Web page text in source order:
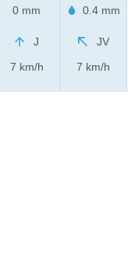
0 mm
J
7 km/h
0.4 mm
JV
7 km/h